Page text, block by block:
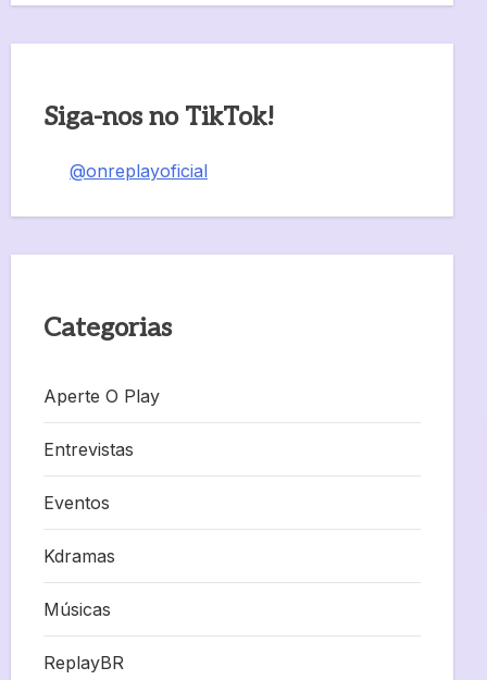
Siga-nos no TikTok!
@onreplayoficial
Categorias
Aperte O Play
Entrevistas
Eventos
Kdramas
Músicas
ReplayBR